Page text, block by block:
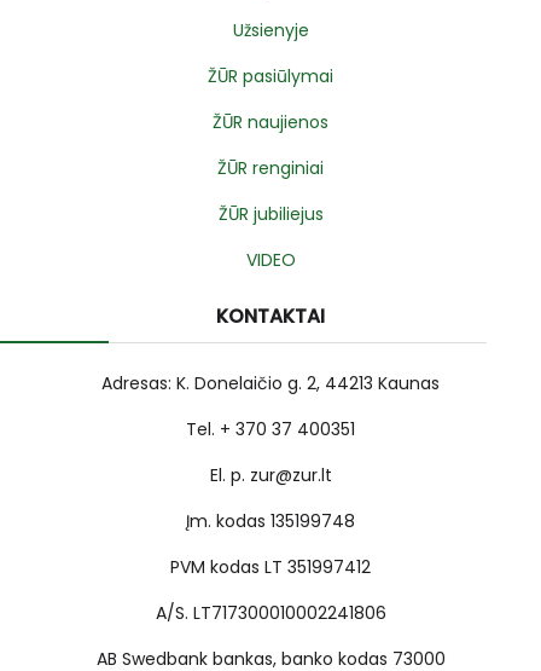
Užsienyje
ŽŪR pasiūlymai
ŽŪR naujienos
ŽŪR renginiai
ŽŪR jubiliejus
VIDEO
KONTAKTAI
Adresas: K. Donelaičio g. 2, 44213 Kaunas
Tel. + 370 37 400351
El. p. zur@zur.lt
Įm. kodas 135199748
PVM kodas LT 351997412
A/S. LT717300010002241806
AB Swedbank bankas, banko kodas 73000